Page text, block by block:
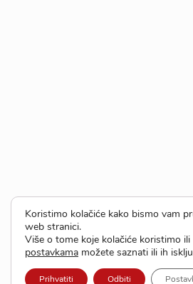
Koristimo kolačiće kako bismo vam
web stranici.
Više o tome koje kolačiće koristimo
postavkama možete saznati ili ih
Prihvatiti Odbiti